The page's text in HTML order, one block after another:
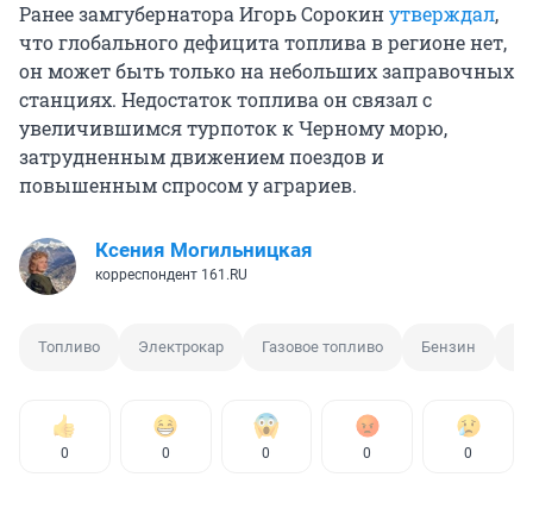
Ранее замгубернатора Игорь Сорокинутверждал,
что глобального дефицита топлива в регионе нет,
он может быть только на небольших заправочных
станциях. Недостаток топлива он связал с
увеличившимся турпоток к Черному морю,
затрудненным движением поездов и
повышенным спросом у аграриев.
Ксения Могильницкая
корреспондент 161.RU
Топливо Электрокар Газовое топливо Бензин
0 0 0 0 0